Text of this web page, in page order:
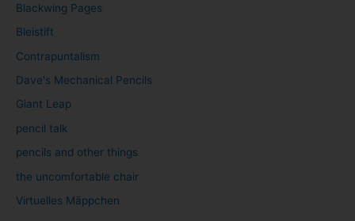
Blackwing Pages
Bleistift
Contrapuntalism
Dave's Mechanical Pencils
Giant Leap
pencil talk
pencils and other things
the uncomfortable chair
Virtuelles Mäppchen